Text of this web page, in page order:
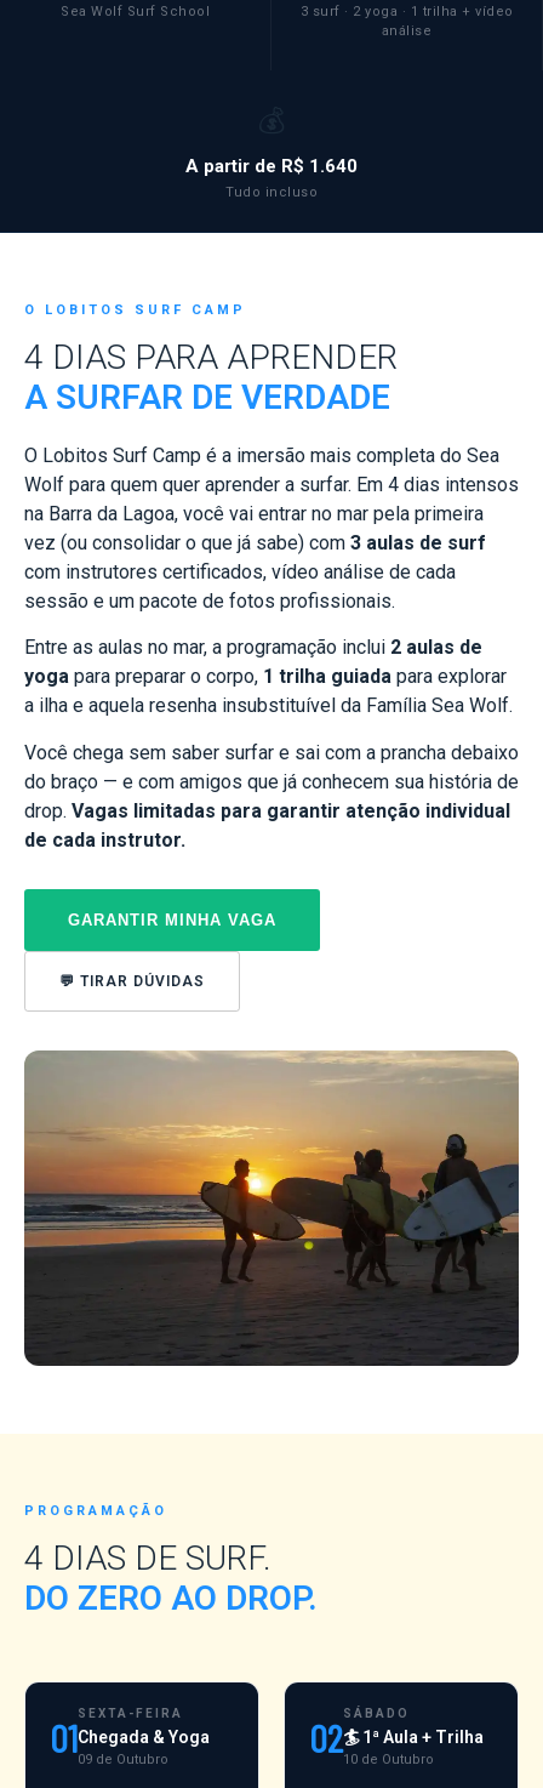
Sea Wolf Surf School
3 surf · 2 yoga · 1 trilha + vídeo
análise
A partir de R$ 1.640
Tudo incluso
O LOBITOS SURF CAMP
4 DIAS PARA APRENDER
A SURFAR DE VERDADE
O Lobitos Surf Camp é a imersão mais completa do Sea
Wolf para quem quer aprender a surfar. Em 4 dias intensos
na Barra da Lagoa, você vai entrar no mar pela primeira
vez (ou consolidar o que já sabe) com 3 aulas de surf
com instrutores certificados, vídeo análise de cada
sessão e um pacote de fotos profissionais.
Entre as aulas no mar, a programação inclui 2 aulas de
yoga para preparar o corpo, 1 trilha guiada para explorar
a ilha e aquela resenha insubstituível da Família Sea Wolf.
Você chega sem saber surfar e sai com a prancha debaixo
do braço — e com amigos que já conhecem sua história de
drop. Vagas limitadas para garantir atenção individual
de cada instrutor.
GARANTIR MINHA VAGA
💬 TIRAR DÚVIDAS
PROGRAMAÇÃO
4 DIAS DE SURF.
DO ZERO AO DROP.
01
SEXTA-FEIRA
Chegada & Yoga
09 de Outubro 02
SÁBADO
🏄 1ª Aula + Trilha
10 de Outubro